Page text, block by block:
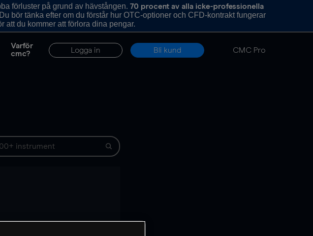
förluster på grund av hävstången. 70 procent av alla icke-professionella
bör tänka efter om du förstår hur OTC-optioner och CFD-kontrakt fungerar
att du kommer att förlora dina pengar.
Varför
cmc?
Logga in Bli kund CMC Pro